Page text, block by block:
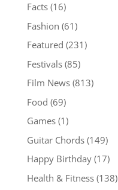
Facts(16)
Fashion (61)
Featured (231)
Festivals(85)
Film News(813)
Food (69)
Games(1)
Guitar Chords(149)
Happy Birthday(17)
Health & Fitness(138)